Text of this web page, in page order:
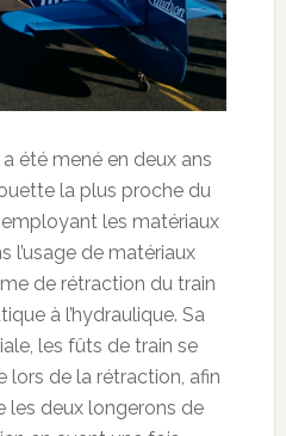
été mené en deux ans
la plus proche du
les matériaux
l’usage de matériaux
de rétraction du train
à l’hydraulique. Sa
les fûts de train se
lors de la rétraction, afin
les deux longerons de